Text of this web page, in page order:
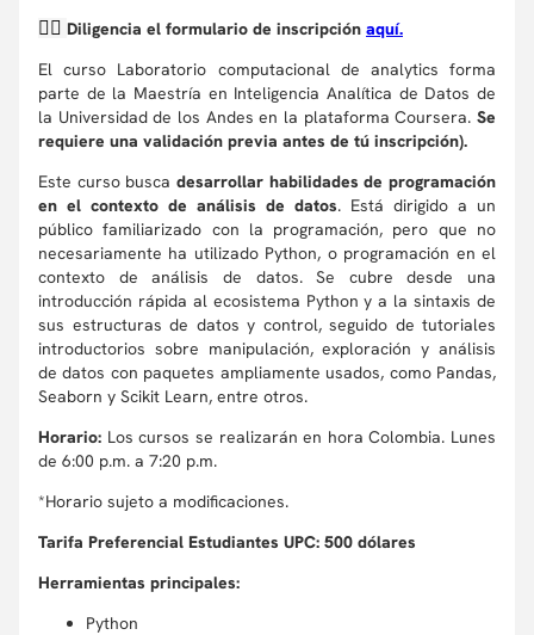
👉🏼 Diligencia el formulario de inscripción aquí.
El curso Laboratorio computacional de analytics forma
parte de la Maestría en Inteligencia Analítica de Datos de
la Universidad de los Andes en la plataforma Coursera. Se
requiere una validación previa antes de tú inscripción).
Este curso busca desarrollar habilidades de programación
en el contexto de análisis de datos. Está dirigido a un
público familiarizado con la programación, pero que no
necesariamente ha utilizado Python, o programación en el
contexto de análisis de datos. Se cubre desde una
introducción rápida al ecosistema Python y a la sintaxis de
sus estructuras de datos y control, seguido de tutoriales
introductorios sobre manipulación, exploración y análisis
de datos con paquetes ampliamente usados, como Pandas,
Seaborn y Scikit Learn, entre otros.
Horario: Los cursos se realizarán en hora Colombia. Lunes
de 6:00 p.m. a 7:20 p.m.
*Horario sujeto a modificaciones.
Tarifa Preferencial Estudiantes UPC: 500 dólares
Herramientas principales:
Python